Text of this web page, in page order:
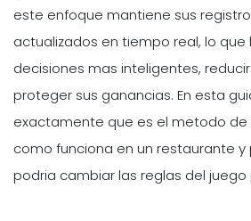
este enfoque mantiene sus
actualizados en tiempo real, lo
decisiones mas inteligentes,
proteger sus ganancias. En esta
exactamente que es el metodo de
como funciona en un restaurante
podria cambiar las reglas del